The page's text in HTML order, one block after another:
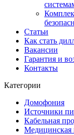
Статьи
Как стать
Вакансии
Гарантия и
Контакты
Категории
Домофония
Источники
Кабельная
Медицинская